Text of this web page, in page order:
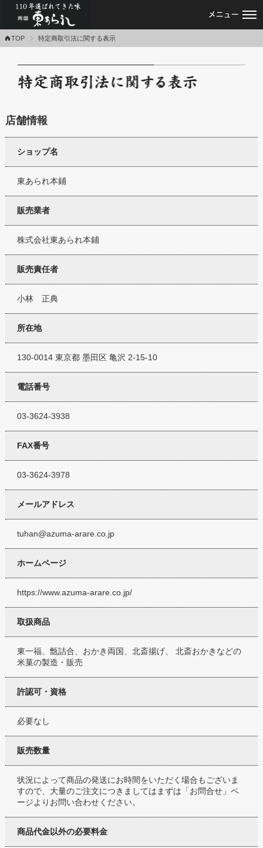
TOP 特定商取引法に関する表示
店舗情報
ショップ名
東あられ本鋪
販売業者
株式会社東あられ本鋪
販売責任者
小林 正典
所在地
130-0014 東京都 墨田区 亀沢 2-15-10
電話番号
03-3624-3938
FAX番号
03-3624-3978
メールアドレス
tuhan@azuma-arare.co.jp
ホームページ
https://www.azuma-arare.co.jp/
取扱商品
東一福、甑詰合、おかき両国、北斎揚げ、 北斎おかきなどの
米菓の製造・販売
許認可・資格
必要なし
販売数量
状況によって商品の発送にお時間をいただく場合もございま
すので、大量のご注文につきましてはまずは「お問合せ」ペ
ージよりお問い合わせください。
商品代金以外の必要料金